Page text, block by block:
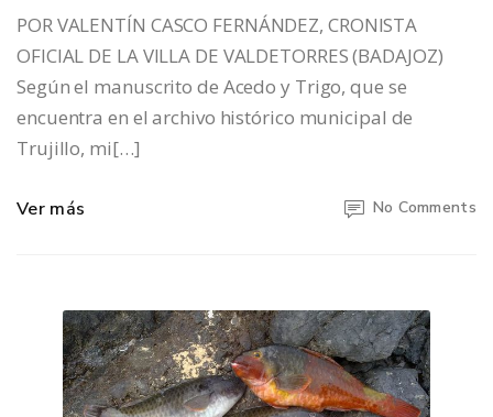
POR VALENTÍN CASCO FERNÁNDEZ, CRONISTA
OFICIAL DE LA VILLA DE VALDETORRES (BADAJOZ)
Según el manuscrito de Acedo y Trigo, que se
encuentra en el archivo histórico municipal de
Trujillo, mi[…]
Ver más No Comments